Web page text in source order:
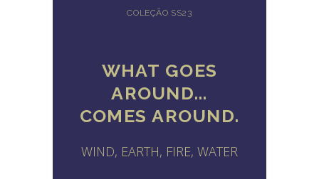
COLEÇÃO SS23
WHAT GOES
AROUND...
COMES AROUND.
WIND, EARTH, FIRE, WATER